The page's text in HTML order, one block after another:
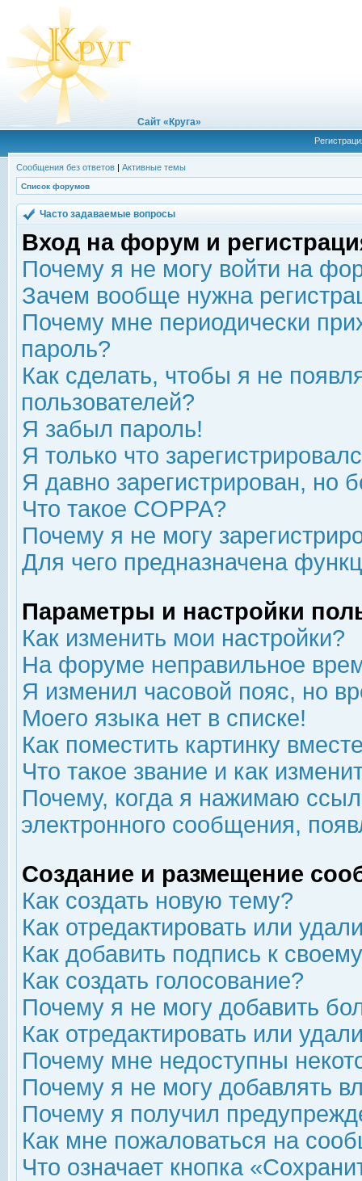
Сайт «Круга»
Сообщения без ответов | Активные темы
Список форумов
Часто задаваемые вопросы
Вход на форум и
Почему я не могу войти на
Зачем вообще нужна
Почему мне периодически
пароль?
Как сделать, чтобы я не
пользователей?
Я забыл пароль!
Я только что
Я давно зарегистрирован, но
Что такое COPPA?
Почему я не могу
Для чего предназначена
Параметры и настройки
Как изменить мои настройки?
На форуме неправильное
Я изменил часовой пояс, но
Моего языка нет в списке!
Как поместить картинку
Что такое звание и как
Почему, когда я нажимаю
электронного сообщения,
Создание и размещение
Как создать новую тему?
Как отредактировать или
Как добавить подпись к
Как создать голосование?
Почему я не могу добавить
Как отредактировать или
Почему мне недоступны
Почему я не могу добавлять
Почему я получил
Как мне пожаловаться на
Что означает кнопка